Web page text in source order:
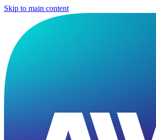
Skip to main content